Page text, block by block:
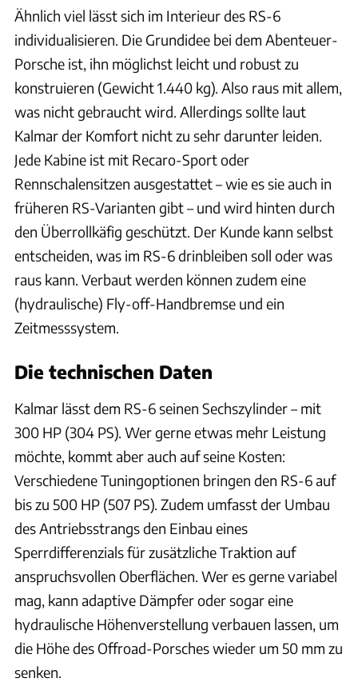
Ähnlich viel lässt sich im Interieur des RS-6
individualisieren. Die Grundidee bei dem Abenteuer-
Porsche ist, ihn möglichst leicht und robust zu
konstruieren (Gewicht 1.440 kg). Also raus mit allem,
was nicht gebraucht wird. Allerdings sollte laut
Kalmar der Komfort nicht zu sehr darunter leiden.
Jede Kabine ist mit Recaro-Sport oder
Rennschalensitzen ausgestattet – wie es sie auch in
früheren RS-Varianten gibt – und wird hinten durch
den Überrollkäfig geschützt. Der Kunde kann selbst
entscheiden, was im RS-6 drinbleiben soll oder was
raus kann. Verbaut werden können zudem eine
(hydraulische) Fly-off-Handbremse und ein
Zeitmesssystem.
Die technischen Daten
Kalmar lässt dem RS-6 seinen Sechszylinder – mit
300 HP (304 PS). Wer gerne etwas mehr Leistung
möchte, kommt aber auch auf seine Kosten:
Verschiedene Tuningoptionen bringen den RS-6 auf
bis zu 500 HP (507 PS). Zudem umfasst der Umbau
des Antriebsstrangs den Einbau eines
Sperrdifferenzials für zusätzliche Traktion auf
anspruchsvollen Oberflächen. Wer es gerne variabel
mag, kann adaptive Dämpfer oder sogar eine
hydraulische Höhenverstellung verbauen lassen, um
die Höhe des Offroad-Porsches wieder um 50 mm zu
senken.